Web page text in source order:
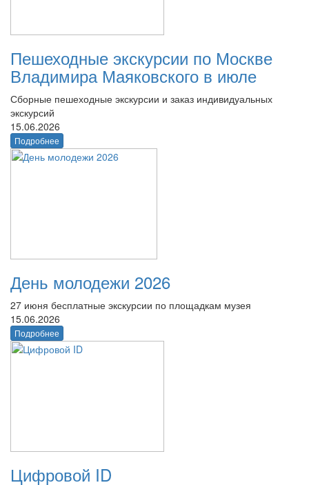
Пешеходные экскурсии по Москве
Владимира Маяковского в июле
Сборные пешеходные экскурсии и заказ индивидуальных
экскурсий
15.06.2026
Подробнее
День молодежи 2026
27 июня бесплатные экскурсии по площадкам музея
15.06.2026
Подробнее
Цифровой ID